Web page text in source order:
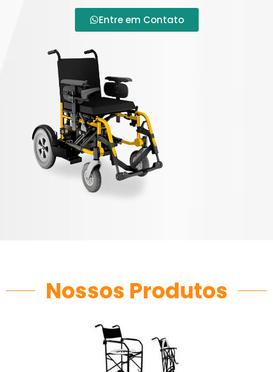
Entre em Contato
Nossos Produtos